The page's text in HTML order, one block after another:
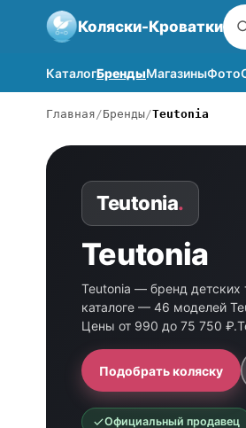
Коляски-Кроватки
КаталогБрендыМагазиныФото
Главная Бренды Teutonia
Teutonia.
Teutonia
Teutonia — бренд детских
каталоге — 46 моделей
Цены от 990 до 75 750
Подобрать коляску
Официальный продавец